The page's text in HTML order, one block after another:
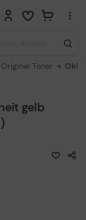
0 0
Original Toner Oki
gelb